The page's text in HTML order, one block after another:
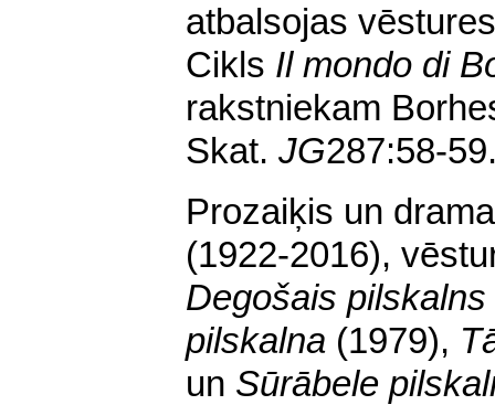
atbalsojas
Cikls Il mondo di
rakstniekam
Skat. JG287:58-
Prozaiķis un
(1922-2016),
Degošais pilskalns
pilskalna (1979),
un Sūrābele